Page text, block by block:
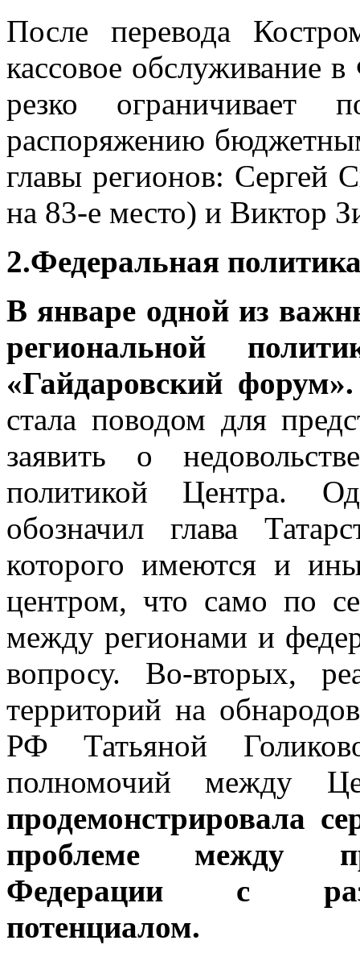
После перевода
кассовое обслуживание
резко ограничивает
распоряжению
главы регионов: Сергей
на 83-е место) и Виктор
2.Федеральная
В январе одной из
региональной
«Гайдаровский форум».
стала поводом для
заявить о
политикой Центра.
обозначил глава
которого имеются и
центром, что само по
между регионами и
вопросу. Во-вторых,
территорий на
РФ Татьяной
полномочий между
продемонстрировала
проблеме между
Федерации с
потенциалом.